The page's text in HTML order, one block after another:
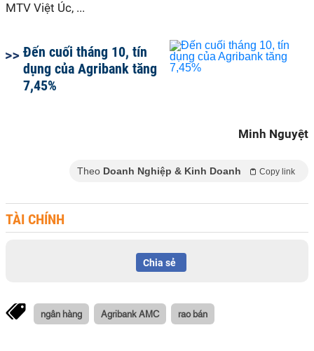
MTV Việt Úc, ...
Đến cuối tháng 10, tín
dụng của Agribank tăng
7,45%
Minh Nguyệt
Theo Doanh Nghiệp & Kinh Doanh Copy link
TÀI CHÍNH
Chia sẻ
ngân hàng Agribank AMC rao bán